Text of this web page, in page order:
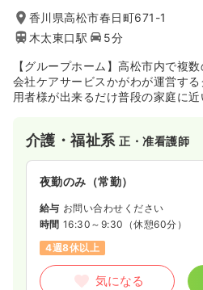
香川県高松市春日町671-1
木太東口駅
5分
【グループホーム】高松市内で複
会社ケアサービスかがわが運営す
用者様が出来るだけ普段の家庭に
介護・福祉系正・准看護師
夜勤のみ（常勤）
給与 お問い合わせください
時間 16:30～9:30 （休憩60分）
4週8休以上
気になる